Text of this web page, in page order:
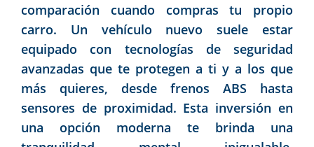
comparación cuando compras tu propio
carro. Un vehículo nuevo suele estar
equipado con tecnologías de seguridad
avanzadas que te protegen a ti y a los que
más quieres, desde frenos ABS hasta
sensores de proximidad. Esta inversión en
una opción moderna te brinda una